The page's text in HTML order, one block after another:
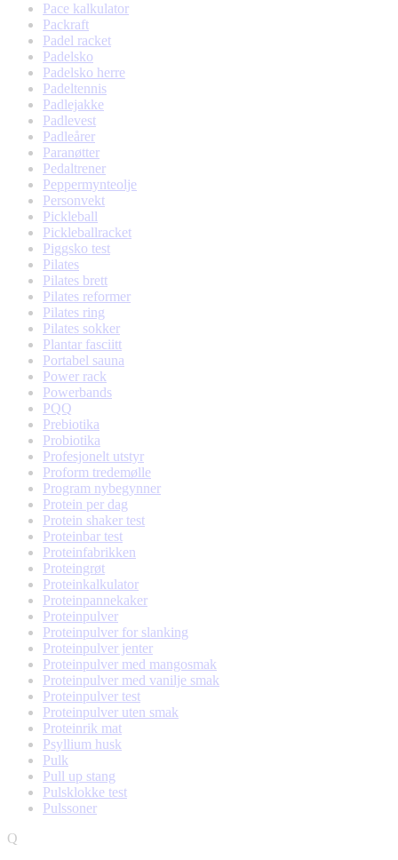
Pace kalkulator
Packraft
Padel racket
Padelsko
Padelsko herre
Padeltennis
Padlejakke
Padlevest
Padleårer
Paranøtter
Pedaltrener
Peppermynteolje
Personvekt
Pickleball
Pickleballracket
Piggsko test
Pilates
Pilates brett
Pilates reformer
Pilates ring
Pilates sokker
Plantar fasciitt
Portabel sauna
Power rack
Powerbands
PQQ
Prebiotika
Probiotika
Profesjonelt utstyr
Proform tredemølle
Program nybegynner
Protein per dag
Protein shaker test
Proteinbar test
Proteinfabrikken
Proteingrøt
Proteinkalkulator
Proteinpannekaker
Proteinpulver
Proteinpulver for slanking
Proteinpulver jenter
Proteinpulver med mangosmak
Proteinpulver med vanilje smak
Proteinpulver test
Proteinpulver uten smak
Proteinrik mat
Psyllium husk
Pulk
Pull up stang
Pulsklokke test
Pulssoner
Q